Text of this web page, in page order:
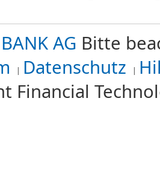
AG Bitte
Datenschutz
Financial